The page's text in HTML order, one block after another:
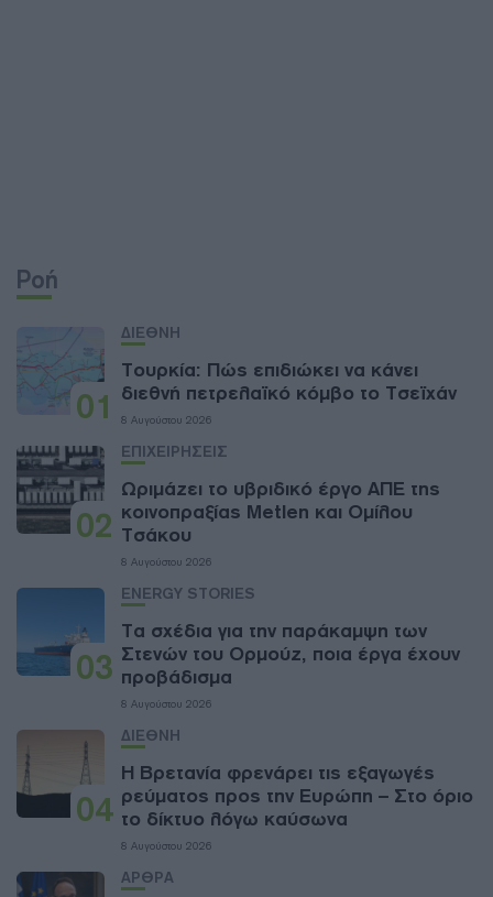
Ροή
01
ΔΙΕΘΝΗ
Τουρκία: Πώς επιδιώκει να κάνει
διεθνή πετρελαϊκό κόμβο το Τσεϊχάν
8 Αυγούστου 2026
02
ΕΠΙΧΕΙΡΗΣΕΙΣ
Ωριμάζει το υβριδικό έργο ΑΠΕ της
κοινοπραξίας Metlen και Ομίλου
Τσάκου
8 Αυγούστου 2026
03
ENERGY STORIES
Τα σχέδια για την παράκαμψη των
Στενών του Ορμούζ, ποια έργα έχουν
προβάδισμα
8 Αυγούστου 2026
04
ΔΙΕΘΝΗ
Η Βρετανία φρενάρει τις εξαγωγές
ρεύματος προς την Ευρώπη – Στο όριο
το δίκτυο λόγω καύσωνα
8 Αυγούστου 2026
ΑΡΘΡΑ